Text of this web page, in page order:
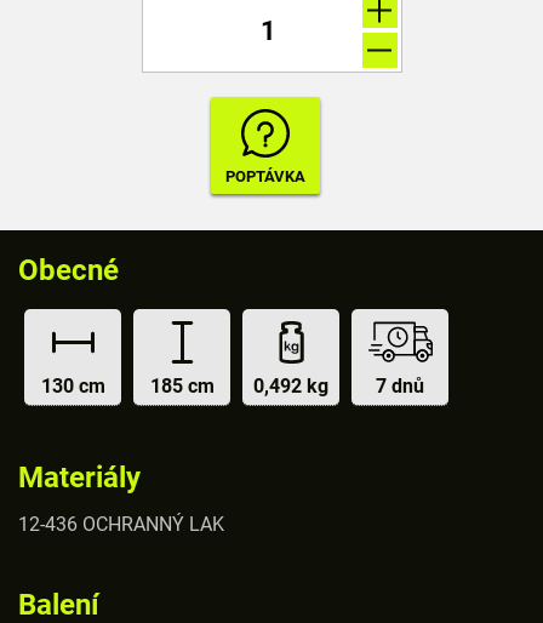
Obecné
130 cm 185 cm 0,492 kg 7 dnů
Materiály
12-436 OCHRANNÝ LAK
Balení